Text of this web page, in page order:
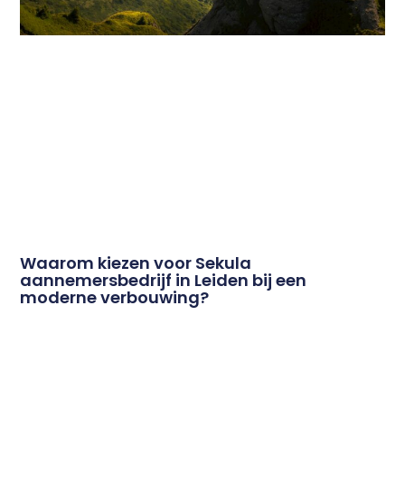
Waarom kiezen voor Sekula
aannemersbedrijf in Leiden bij een
moderne verbouwing?